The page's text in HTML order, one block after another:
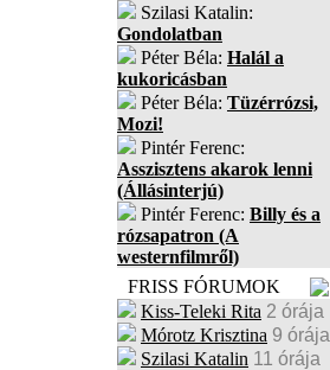
Szilasi Katalin:
Gondolatban
Péter Béla: Halál a
kukoricásban
Péter Béla: Tüzérrózsi,
Mozi!
Pintér Ferenc:
Asszisztens akarok lenni
(Állásinterjú)
Pintér Ferenc: Billy és a
rózsapatron (A
westernfilmről)
FRISS FÓRUMOK
Kiss-Teleki Rita 2 órája
Mórotz Krisztina 9 órája
Szilasi Katalin 11 órája